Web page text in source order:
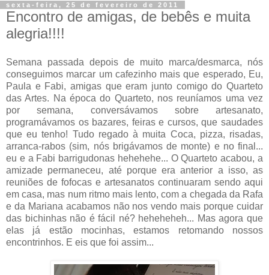
sexta-feira, 25 de fevereiro de 2011
Encontro de amigas, de bebês e muita
alegria!!!!
Semana passada depois de muito marca/desmarca, nós
conseguimos marcar um cafezinho mais que esperado, Eu,
Paula e Fabi, amigas que eram junto comigo do Quarteto
das Artes. Na época do Quarteto, nos reuníamos uma vez
por semana, conversávamos sobre artesanato,
programávamos os bazares, feiras e cursos, que saudades
que eu tenho! Tudo regado à muita Coca, pizza, risadas,
arranca-rabos (sim, nós brigávamos de monte) e no final...
eu e a Fabi barrigudonas hehehehe... O Quarteto acabou, a
amizade permaneceu, até porque era anterior a isso, as
reuniões de fofocas e artesanatos continuaram sendo aqui
em casa, mas num ritmo mais lento, com a chegada da Rafa
e da Mariana acabamos não nos vendo mais porque cuidar
das bichinhas não é fácil né? heheheheh... Mas agora que
elas já estão mocinhas, estamos retomando nossos
encontrinhos. E eis que foi assim...